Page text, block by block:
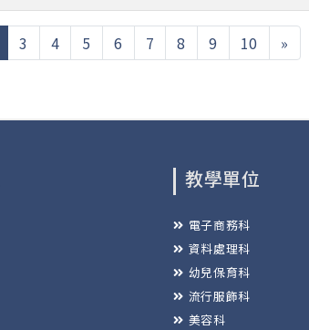
(current)
3 4 5 6 7 8 9 10 »
教學單位
電子商務科
資料處理科
幼兒保育科
流行服飾科
美容科